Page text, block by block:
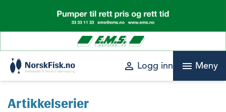
content
perm_identity Logg inn menu Meny
Artikkelserier